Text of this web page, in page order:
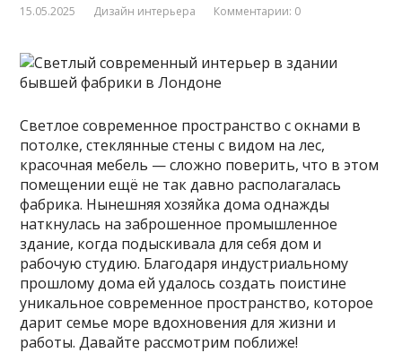
15.05.2025 Дизайн интерьера Комментарии: 0
Светлое современное пространство с окнами в
потолке, стеклянные стены с видом на лес,
красочная мебель — сложно поверить, что в этом
помещении ещё не так давно располагалась
фабрика. Нынешняя хозяйка дома однажды
наткнулась на заброшенное промышленное
здание, когда подыскивала для себя дом и
рабочую студию. Благодаря индустриальному
прошлому дома ей удалось создать поистине
уникальное современное пространство, которое
дарит семье море вдохновения для жизни и
работы. Давайте рассмотрим поближе!